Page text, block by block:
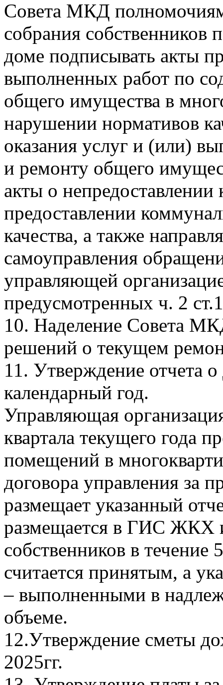
Совета МКД
собрания
доме подписывать акты
выполненных работ по
общего имущества в
нарушении нормативов
оказания услуг и (или)
и ремонту общего
акты о
предоставлении
качества, а также
самоуправления
управляющей
предусмотренных ч. 2
10. Наделение Совета
решений о текущем
11. Утверждение отчета о
календарный год.
Управляющая
квартала текущего года
помещений в
договора управления за
размещает указанный
размещается в ГИС ЖКХ
собственников в
считается принятым, а
– выполненными в
объеме.
12.Утверждение сметы
2025гг.